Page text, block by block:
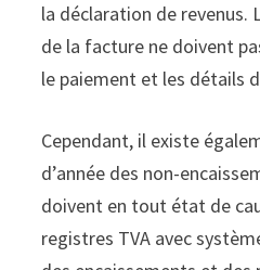
la déclaration de
de la facture ne doivent
le paiement et les détails
Cependant, il existe
d’année des non-
doivent en tout état de
registres TVA avec